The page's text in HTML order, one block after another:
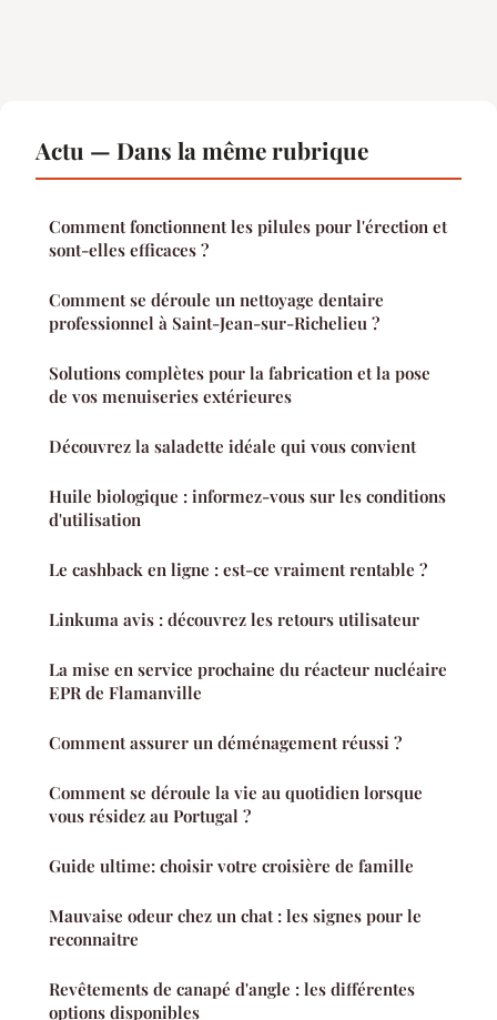
Actu — Dans la même rubrique
Comment fonctionnent les pilules pour l'érection et
sont-elles efficaces ?
Comment se déroule un nettoyage dentaire
professionnel à Saint-Jean-sur-Richelieu ?
Solutions complètes pour la fabrication et la pose
de vos menuiseries extérieures
Découvrez la saladette idéale qui vous convient
Huile biologique : informez-vous sur les conditions
d'utilisation
Le cashback en ligne : est-ce vraiment rentable ?
Linkuma avis : découvrez les retours utilisateur
La mise en service prochaine du réacteur nucléaire
EPR de Flamanville
Comment assurer un déménagement réussi ?
Comment se déroule la vie au quotidien lorsque
vous résidez au Portugal ?
Guide ultime: choisir votre croisière de famille
Mauvaise odeur chez un chat : les signes pour le
reconnaitre
Revêtements de canapé d'angle : les différentes
options disponibles